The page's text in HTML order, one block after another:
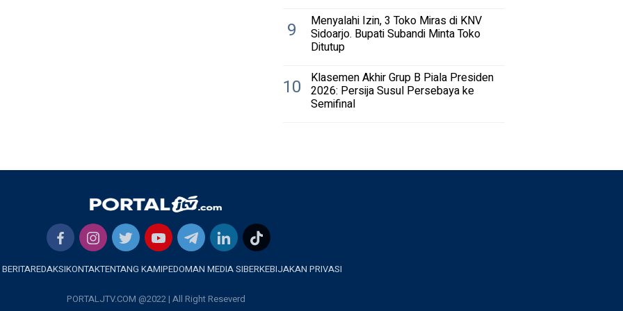
9 Menyalahi Izin, 3 Toko Miras di KNV
Sidoarjo. Bupati Subandi Minta Toko
Ditutup
10 Klasemen Akhir Grup B Piala Presiden
2026: Persija Susul Persebaya ke
Semifinal
REDAKSIKONTAKTENTANG KAMIPEDOMAN MEDIA SIBERKEBIJAKAN PRIVASI
PORTALJTV.COM @2022 | All Right Reseverd